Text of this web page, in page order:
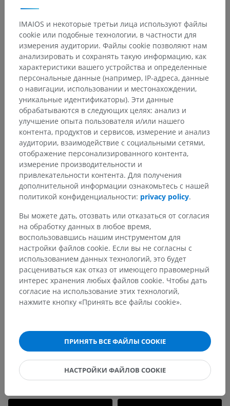
Есть ли проблема с этим переводом?
Галерея
IMAIOS и некоторые третьи лица используют файлы
cookie или подобные технологии, в частности для
измерения аудитории. Файлы cookie позволяют нам
анализировать и сохранять такую информацию, как
характеристики вашего устройства и определенные
персональные данные (например, IP-адреса, данные
о навигации, использовании и местонахождении,
уникальные идентификаторы). Эти данные
обрабатываются в следующих целях: анализ и
улучшение опыта пользователя и/или нашего
контента, продуктов и сервисов, измерение и анализ
аудитории, взаимодействие с социальными сетями,
отображение персонализированного контента,
измерение производительности и
привлекательности контента. Для получения
дополнительной информации ознакомьтесь с нашей
политикой конфиденциальности: privacy policy.
Вы можете дать, отозвать или отказаться от согласия
на обработку данных в любое время,
воспользовавшись нашим инструментом для
настройки файлов cookie. Если вы не согласны с
использованием данных технологий, это будет
расцениваться как отказ от имеющего правомерный
интерес хранения любых файлов cookie. Чтобы дать
согласие на использование этих технологий,
нажмите кнопку «Принять все файлы cookie».
ПРИНЯТЬ ВСЕ ФАЙЛЫ COOKIE
НАСТРОЙКИ ФАЙЛОВ COOKIE